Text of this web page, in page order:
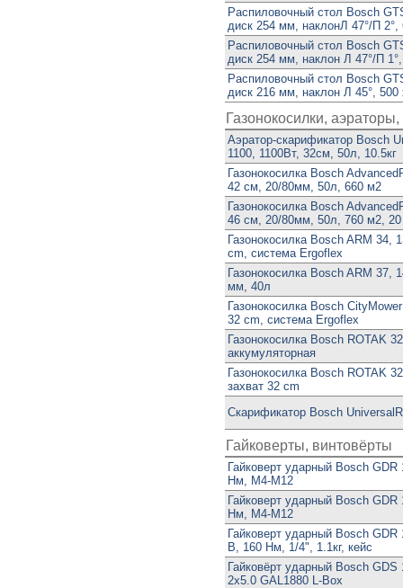
Распиловочный стол Bosch
диск 254 мм, наклонЛ 47°/П 2°,
Распиловочный стол Bosch
диск 254 мм, наклон Л 47°/П
Распиловочный стол Bosch
диск 216 мм, наклон Л 45°, 500
Газонокосилки,
Аэратор-скарификатор Bosch
1100, 1100Вт, 32см, 50л, 10.5кг
Газонокосилка Bosch
42 см, 20/80мм, 50л, 660 м2
Газонокосилка Bosch
46 см, 20/80мм, 50л, 760 м2, 20
Газонокосилка Bosch ARM 34,
cm, система Ergoflex
Газонокосилка Bosch ARM 37,
мм, 40л
Газонокосилка Bosch
32 cm, система Ergoflex
Газонокосилка Bosch ROTAK
аккумуляторная
Газонокосилка Bosch ROTAK
захват 32 cm
Скарификатор Bosch
Гайковерты, винтовёрты
Гайковерт ударный Bosch GDR
Нм, М4-М12
Гайковерт ударный Bosch GDR
Нм, М4-М12
Гайковерт ударный Bosch
В, 160 Нм, 1/4", 1.1кг, кейс
Гайковёрт ударный Bosch
2x5.0 GAL1880 L-Box